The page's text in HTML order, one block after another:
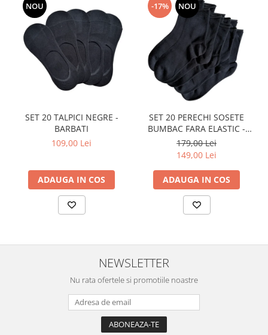
NOU
SET 20 TALPICI NEGRE -
BARBATI
109,00 Lei
ADAUGA IN COS
-17% NOU
SET 20 PERECHI SOSETE
BUMBAC FARA ELASTIC -
DAMA - NEGRE
179,00 Lei
149,00 Lei
ADAUGA IN COS
NEWSLETTER
Nu rata ofertele si promotiile noastre